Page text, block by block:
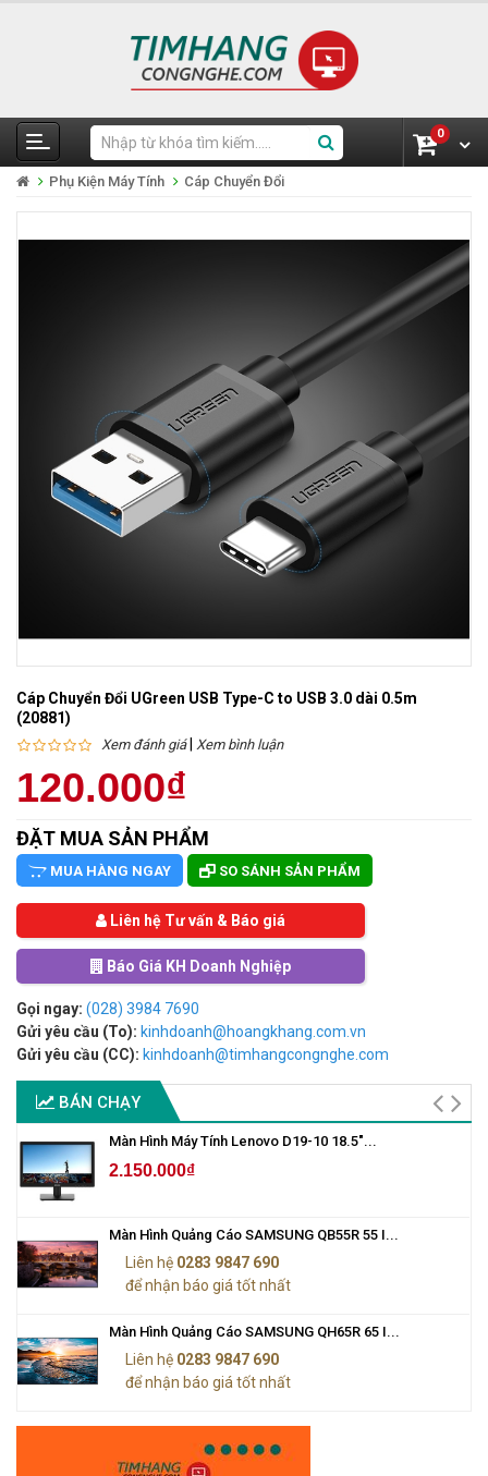
0
Phụ Kiện Máy Tính Cáp Chuyển Đổi
Cáp Chuyển Đổi UGreen USB Type-C to USB 3.0 dài 0.5m
(20881)
Xem đánh giá| Xem bình luận
120.000₫
ĐẶT MUA SẢN PHẨM
MUA HÀNG NGAY SO SÁNH SẢN PHẨM
Liên hệ Tư vấn & Báo giá
Báo Giá KH Doanh Nghiệp
Gọi ngay: (028) 3984 7690
Gửi yêu cầu (To): kinhdoanh@hoangkhang.com.vn
Gửi yêu cầu (CC): kinhdoanh@timhangcongnghe.com
BÁN CHẠY
Màn Hình Máy Tính Lenovo D19-10 18.5"...
2.150.000₫
Màn Hình Quảng Cáo SAMSUNG QB55R 55 I...
Liên hệ 0283 9847 690
để nhận báo giá tốt nhất
Màn Hình Quảng Cáo SAMSUNG QH65R 65 I...
Liên hệ 0283 9847 690
để nhận báo giá tốt nhất